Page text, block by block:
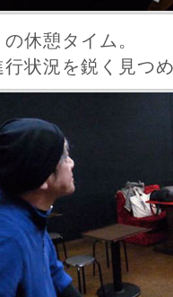
休憩タイム。
状況を鋭く見つ